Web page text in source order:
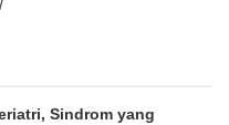
Sindrom yang